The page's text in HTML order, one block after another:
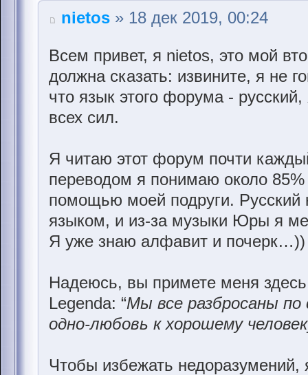
nietos » 18 дек 2019, 00:24
Всем привет, я nietos, это мой
должна сказать: извините, я не
что язык этого форума -
всех сил.
Я читаю этот форум почти
переводом я понимаю около 85%
помощью моей подруги. Русский
языком, и из-за музыки Юры я
Я уже знаю алфавит и почерк…))
Надеюсь, вы примете меня
Legenda: “Мы все разбросаны по
одно-любовь к хорошему
Чтобы избежать недоразумений,